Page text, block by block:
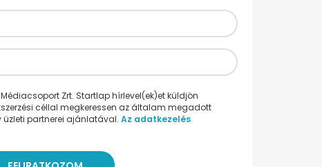
Zrt. Startlap hírlevel(ek)et küldjön
céllal megkeressen az általam megadott
partnerei ajánlatával. Az adatkezelés